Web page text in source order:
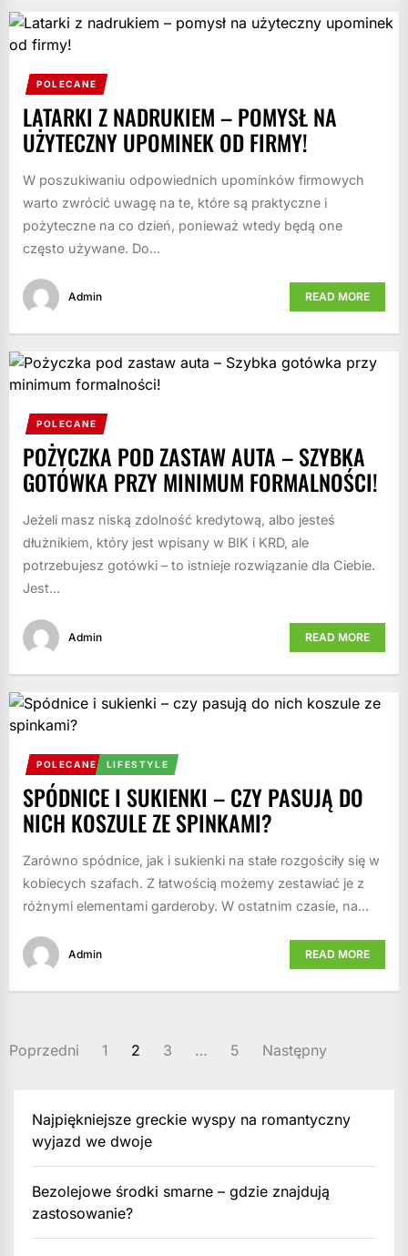
POLECANE
LATARKI Z NADRUKIEM – POMYSŁ NA
UŻYTECZNY UPOMINEK OD FIRMY!
W poszukiwaniu odpowiednich upominków firmowych
warto zwrócić uwagę na te, które są praktyczne i
pożyteczne na co dzień, ponieważ wtedy będą one
często używane. Do...
Admin READ MORE
POLECANE
POŻYCZKA POD ZASTAW AUTA – SZYBKA
GOTÓWKA PRZY MINIMUM FORMALNOŚCI!
Jeżeli masz niską zdolność kredytową, albo jesteś
dłużnikiem, który jest wpisany w BIK i KRD, ale
potrzebujesz gotówki – to istnieje rozwiązanie dla Ciebie.
Jest...
Admin READ MORE
POLECANE LIFESTYLE
SPÓDNICE I SUKIENKI – CZY PASUJĄ DO
NICH KOSZULE ZE SPINKAMI?
Zarówno spódnice, jak i sukienki na stałe rozgościły się w
kobiecych szafach. Z łatwością możemy zestawiać je z
różnymi elementami garderoby. W ostatnim czasie, na...
Admin READ MORE
STRONICOWANIE
Poprzedni 1 2 3 … 5 Następny
Najpiękniejsze greckie wyspy na romantyczny
wyjazd we dwoje
Bezolejowe środki smarne – gdzie znajdują
zastosowanie?